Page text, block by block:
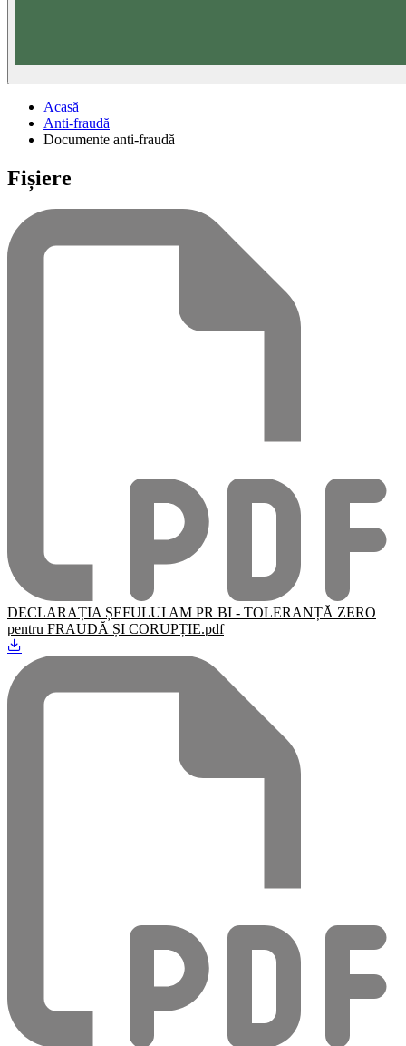
Acasă
Anti-fraudă
Documente anti-fraudă
Fișiere
DECLARAȚIA ȘEFULUI AM PR BI - TOLERANȚĂ ZERO
pentru FRAUDĂ ȘI CORUPȚIE.pdf